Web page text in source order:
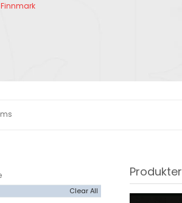
Finnmark
Clear All
Produkter